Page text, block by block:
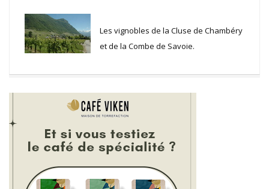
Les vignobles de la Cluse de Chambéry
et de la Combe de Savoie.